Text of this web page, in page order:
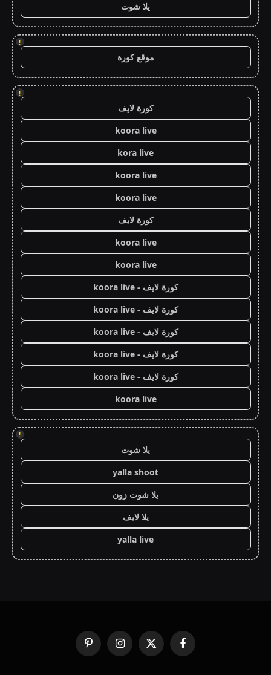
يلا شوت
!
موقع كورة
!
كورة لايف
koora live
kora live
koora live
koora live
كورة لايف
koora live
koora live
كورة لايف - koora live
كورة لايف - koora live
كورة لايف - koora live
كورة لايف - koora live
كورة لايف - koora live
koora live
!
يلا شوت
yalla shoot
يلا شوت زون
يلا لايف
yalla live
فيسبوك
X
(Twitter)
الانستغرامبينتيريست